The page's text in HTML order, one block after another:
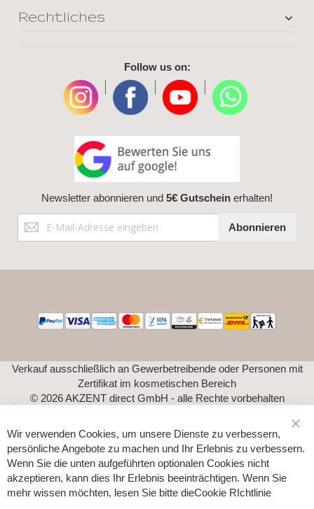
Rechtliches
Follow us on:
Newsletter abonnieren und 5€ Gutschein erhalten!
Anmeldung
zum
Abonnieren
Verkauf ausschließlich an Gewerbetreibende oder Personen mit
Zertifikat im kosmetischen Bereich
© 2026 AKZENT direct GmbH - alle Rechte vorbehalten
Wir verwenden Cookies, um unsere Dienste zu verbessern,
persönliche Angebote zu machen und Ihr Erlebnis zu verbessern.
Wenn Sie die unten aufgeführten optionalen Cookies nicht
akzeptieren, kann dies Ihr Erlebnis beeinträchtigen. Wenn Sie
mehr wissen möchten, lesen Sie bitte dieCookie RIchtlinie